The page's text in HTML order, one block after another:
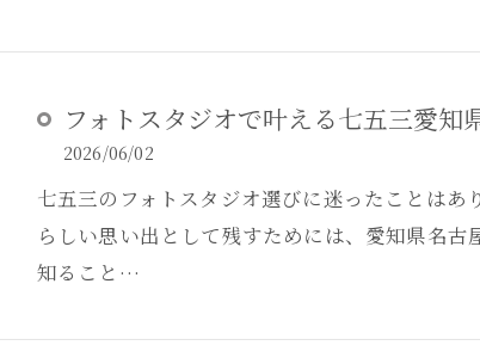
フォトスタジオで叶える七五三愛
2026/06/02
七五三のフォトスタジオ選びに迷ったことは
らしい思い出として残すためには、愛知県名
知ること…